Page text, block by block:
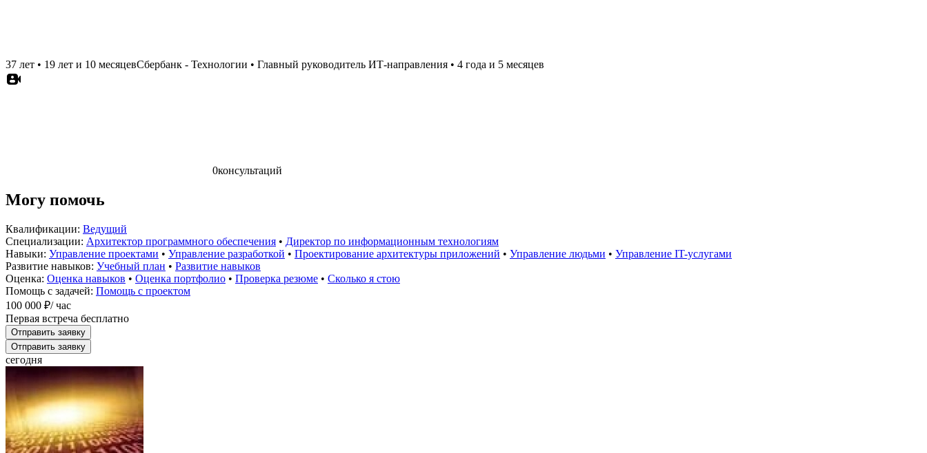
37 лет • 19 лет и 10 месяцевСбербанк - Технологии • Главный руководитель ИТ-направления • 4 года и 5 месяцев
0консультаций
Могу помочь
Квалификации: Ведущий
Специализации: Архитектор программного обеспечения • Директор по информационным технологиям
Навыки: Управление проектами • Управление разработкой • Проектирование архитектуры приложений • Управление людьми • Управление IT-услугами
Развитие навыков: Учебный план • Развитие навыков
Оценка: Оценка навыков • Оценка портфолио • Проверка резюме • Сколько я стою
Помощь с задачей: Помощь с проектом
100 000 ₽/ час
Первая встреча бесплатно
Отправить заявку
Отправить заявку
сегодня